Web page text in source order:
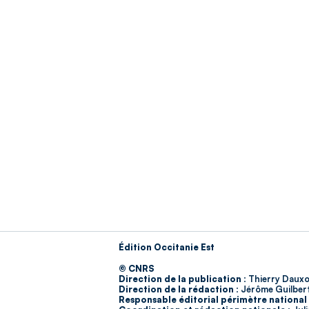
Édition Occitanie Est
© CNRS
Direction de la publication : Thierry
Direction de la rédaction : Jérôme
Responsable éditorial périmètre national